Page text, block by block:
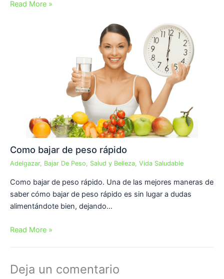
Read More »
Como bajar de peso rápido
Adelgazar, Bajar De Peso, Salud y Belleza, Vida Saludable
Como bajar de peso rápido. Una de las mejores maneras de
saber cómo bajar de peso rápido es sin lugar a dudas
alimentándote bien, dejando…
Read More »
Deja un comentario